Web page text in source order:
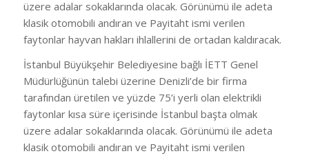
üzere adalar sokaklarında olacak. Görünümü ile adeta
klasik otomobili andıran ve Payitaht ismi verilen
faytonlar hayvan hakları ihlallerini de ortadan kaldıracak.
İstanbul Büyükşehir Belediyesine bağlı İETT Genel
Müdürlüğünün talebi üzerine Denizli’de bir firma
tarafından üretilen ve yüzde 75’i yerli olan elektrikli
faytonlar kısa süre içerisinde İstanbul başta olmak
üzere adalar sokaklarında olacak. Görünümü ile adeta
klasik otomobili andıran ve Payitaht ismi verilen